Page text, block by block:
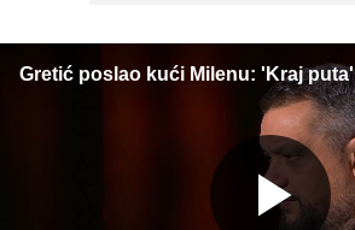
Gretić poslao kući Milenu: 'Kraj puta'